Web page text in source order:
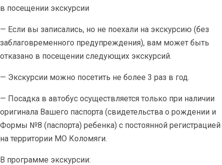
в посещении экскурсии
— Если вы записались, но не поехали на экскурсию (без
заблаговременного предупреждения), вам может быть
отказано в посещении следующих экскурсий.
— Экскурсии можно посетить не более 3 раз в год.
— Посадка в автобус осуществляется только при наличии
оригинала Вашего паспорта (свидетельства о рождении и
Формы №8 (паспорта) ребенка) с постоянной регистрацией
на территории МО Коломяги.
В программе экскурсии: